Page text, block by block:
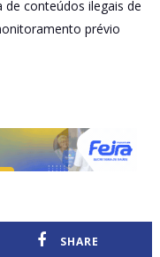
conteúdos ilegais de
prévio
SHARE